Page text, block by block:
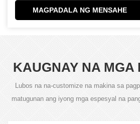
MAGPADALA NG MENSAHE
KAUGNAY NA MGA
Lubos na na-customize na makina sa
matugunan ang iyong mga espesyal na